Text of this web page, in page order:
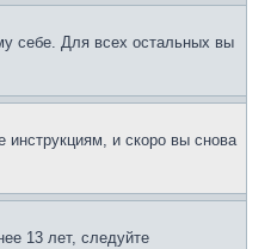
себе. Для всех остальных вы
инструкциям, и скоро вы снова
13 лет, следуйте